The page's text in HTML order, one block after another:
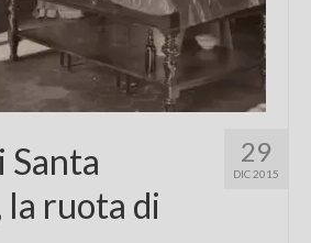
29
DIC 2015
Santa
ruota di